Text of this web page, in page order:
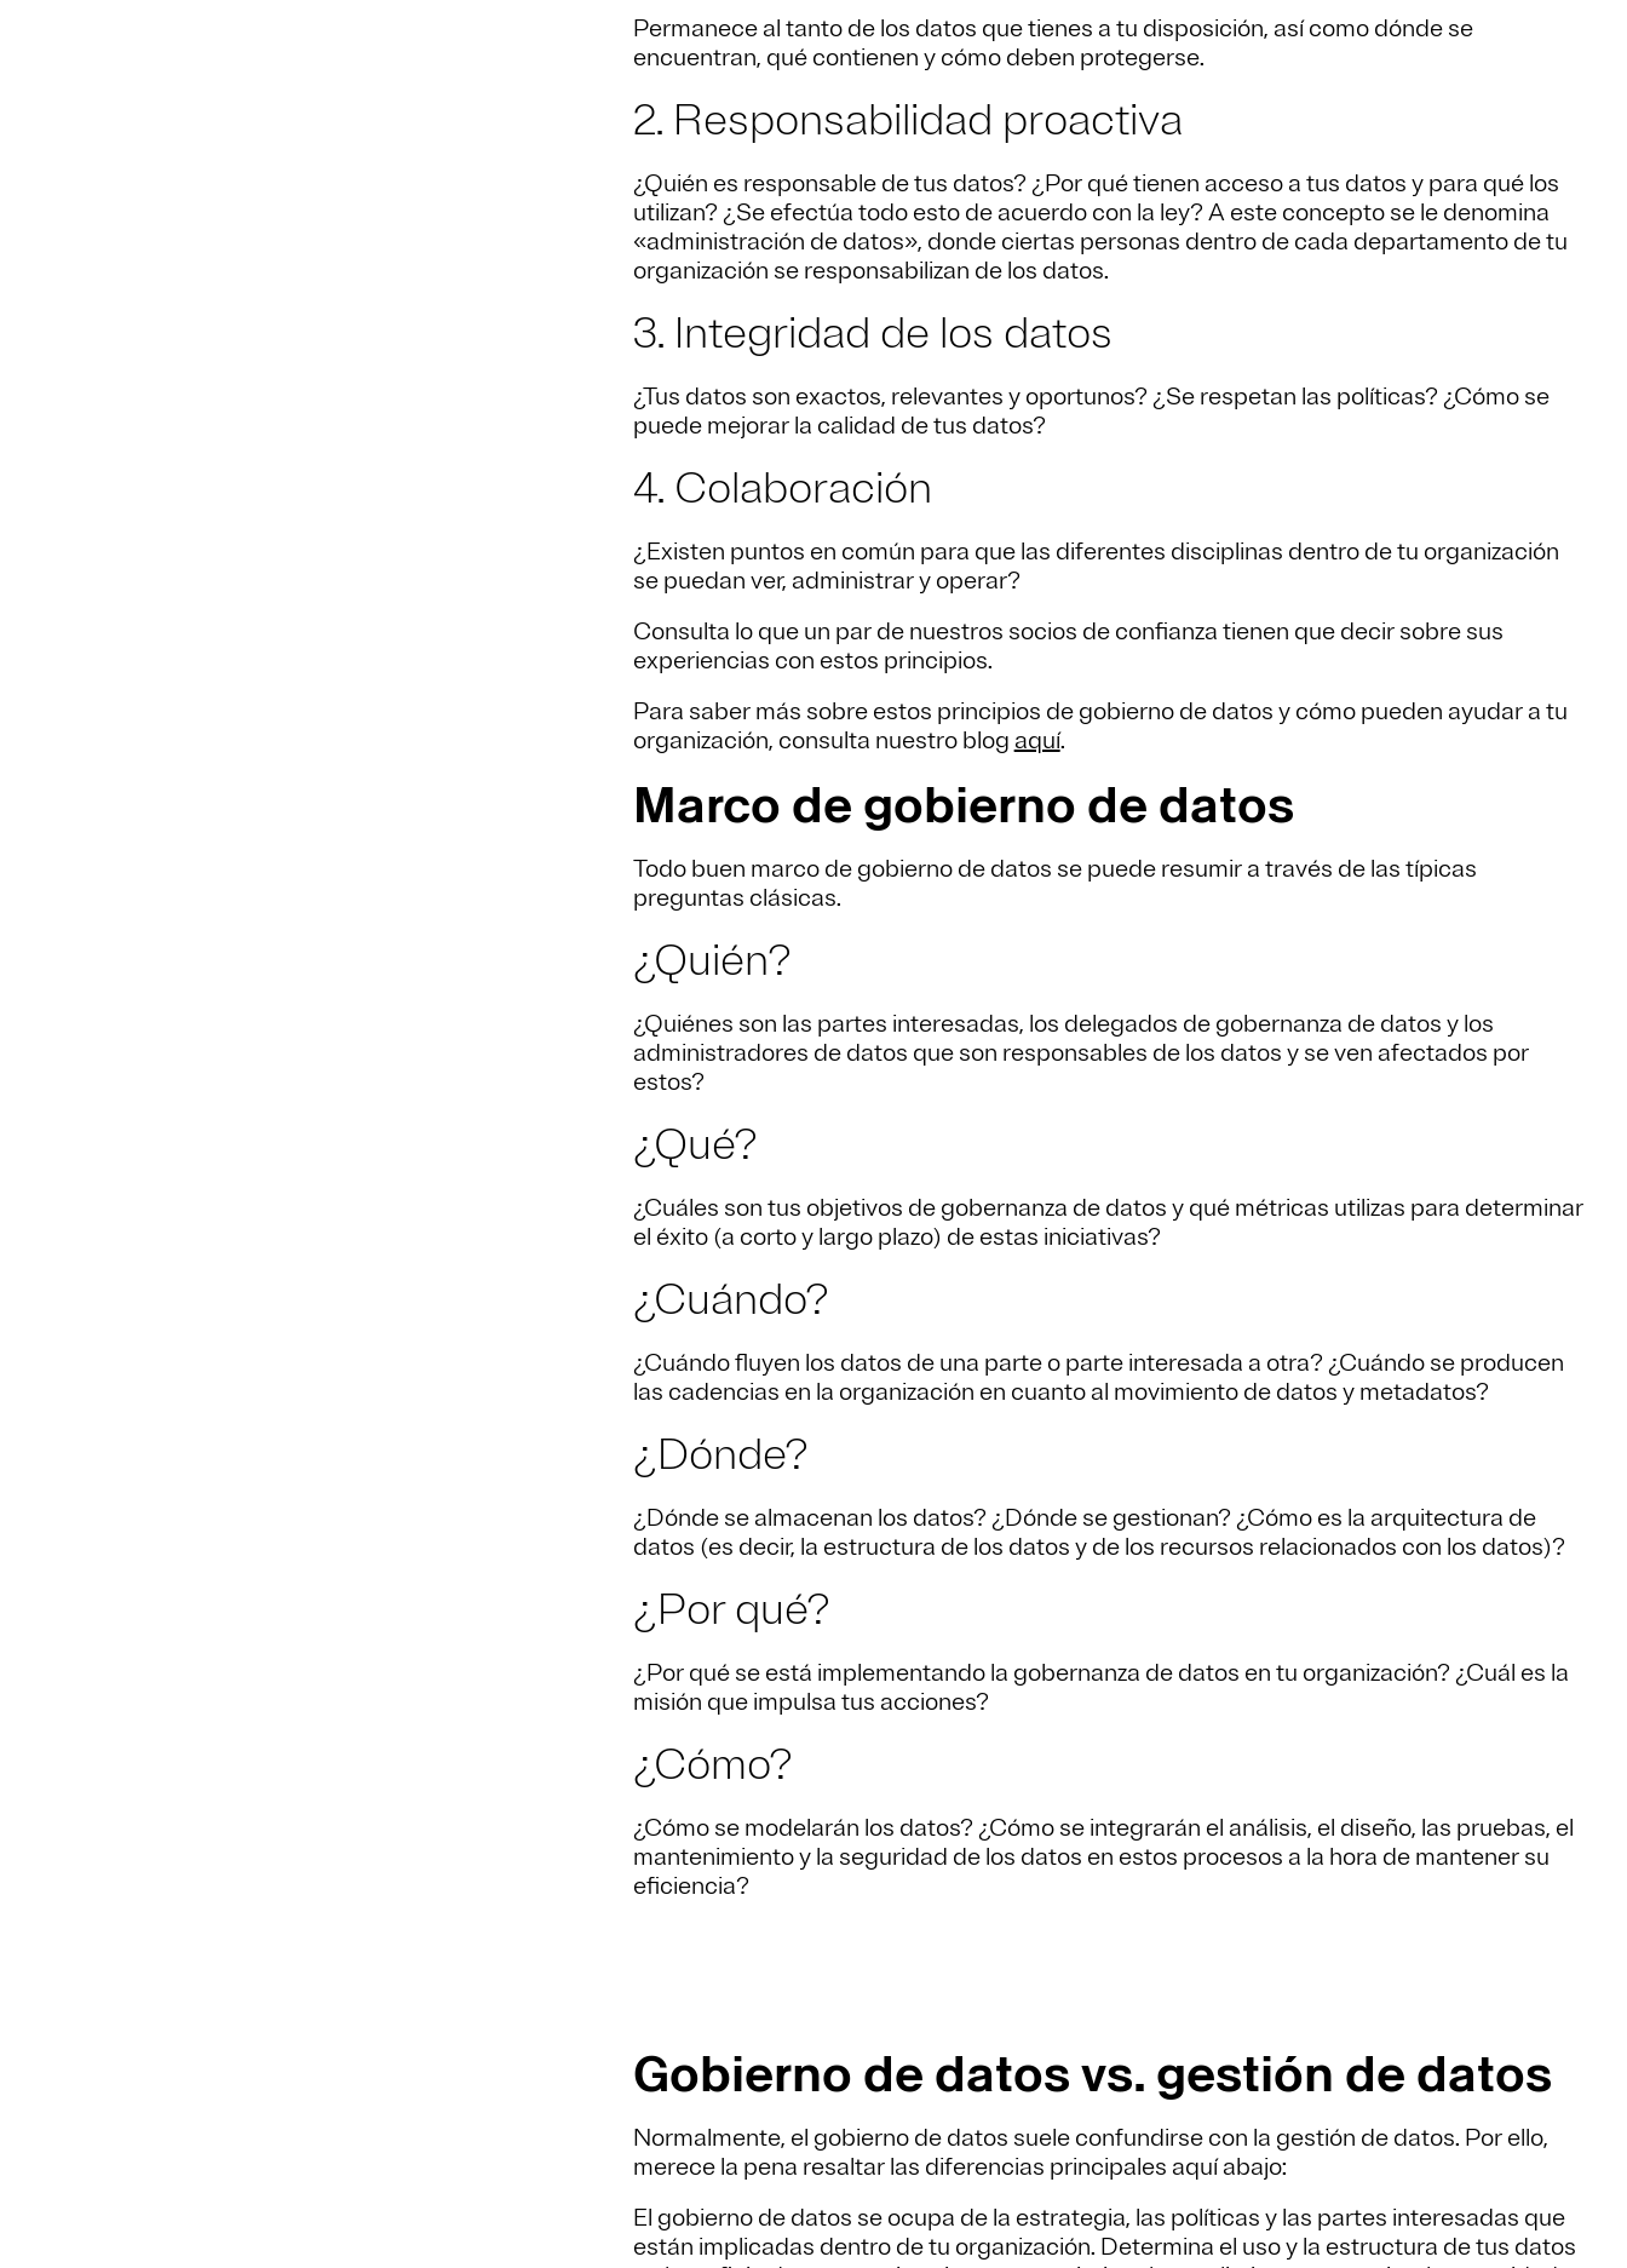
Permanece al tanto de los datos que tienes a tu disposición, así como dónde se
encuentran, qué contienen y cómo deben protegerse.
2. Responsabilidad proactiva
¿Quién es responsable de tus datos? ¿Por qué tienen acceso a tus datos y para qué los
utilizan? ¿Se efectúa todo esto de acuerdo con la ley? A este concepto se le denomina
«administración de datos», donde ciertas personas dentro de cada departamento de tu
organización se responsabilizan de los datos.
3. Integridad de los datos
¿Tus datos son exactos, relevantes y oportunos? ¿Se respetan las políticas? ¿Cómo se
puede mejorar la calidad de tus datos?
4. Colaboración
¿Existen puntos en común para que las diferentes disciplinas dentro de tu organización
se puedan ver, administrar y operar?
Consulta lo que un par de nuestros socios de confianza tienen que decir sobre sus
experiencias con estos principios.
Para saber más sobre estos principios de gobierno de datos y cómo pueden ayudar a tu
organización, consulta nuestro blog aquí.
Marco de gobierno de datos
Todo buen marco de gobierno de datos se puede resumir a través de las típicas
preguntas clásicas.
¿Quién?
¿Quiénes son las partes interesadas, los delegados de gobernanza de datos y los
administradores de datos que son responsables de los datos y se ven afectados por
estos?
¿Qué?
¿Cuáles son tus objetivos de gobernanza de datos y qué métricas utilizas para determinar
el éxito (a corto y largo plazo) de estas iniciativas?
¿Cuándo?
¿Cuándo fluyen los datos de una parte o parte interesada a otra? ¿Cuándo se producen
las cadencias en la organización en cuanto al movimiento de datos y metadatos?
¿Dónde?
¿Dónde se almacenan los datos? ¿Dónde se gestionan? ¿Cómo es la arquitectura de
datos (es decir, la estructura de los datos y de los recursos relacionados con los datos)?
¿Por qué?
¿Por qué se está implementando la gobernanza de datos en tu organización? ¿Cuál es la
misión que impulsa tus acciones?
¿Cómo?
¿Cómo se modelarán los datos? ¿Cómo se integrarán el análisis, el diseño, las pruebas, el
mantenimiento y la seguridad de los datos en estos procesos a la hora de mantener su
eficiencia?
Gobierno de datos vs. gestión de datos
Normalmente, el gobierno de datos suele confundirse con la gestión de datos. Por ello,
merece la pena resaltar las diferencias principales aquí abajo:
El gobierno de datos se ocupa de la estrategia, las políticas y las partes interesadas que
están implicadas dentro de tu organización. Determina el uso y la estructura de tus datos